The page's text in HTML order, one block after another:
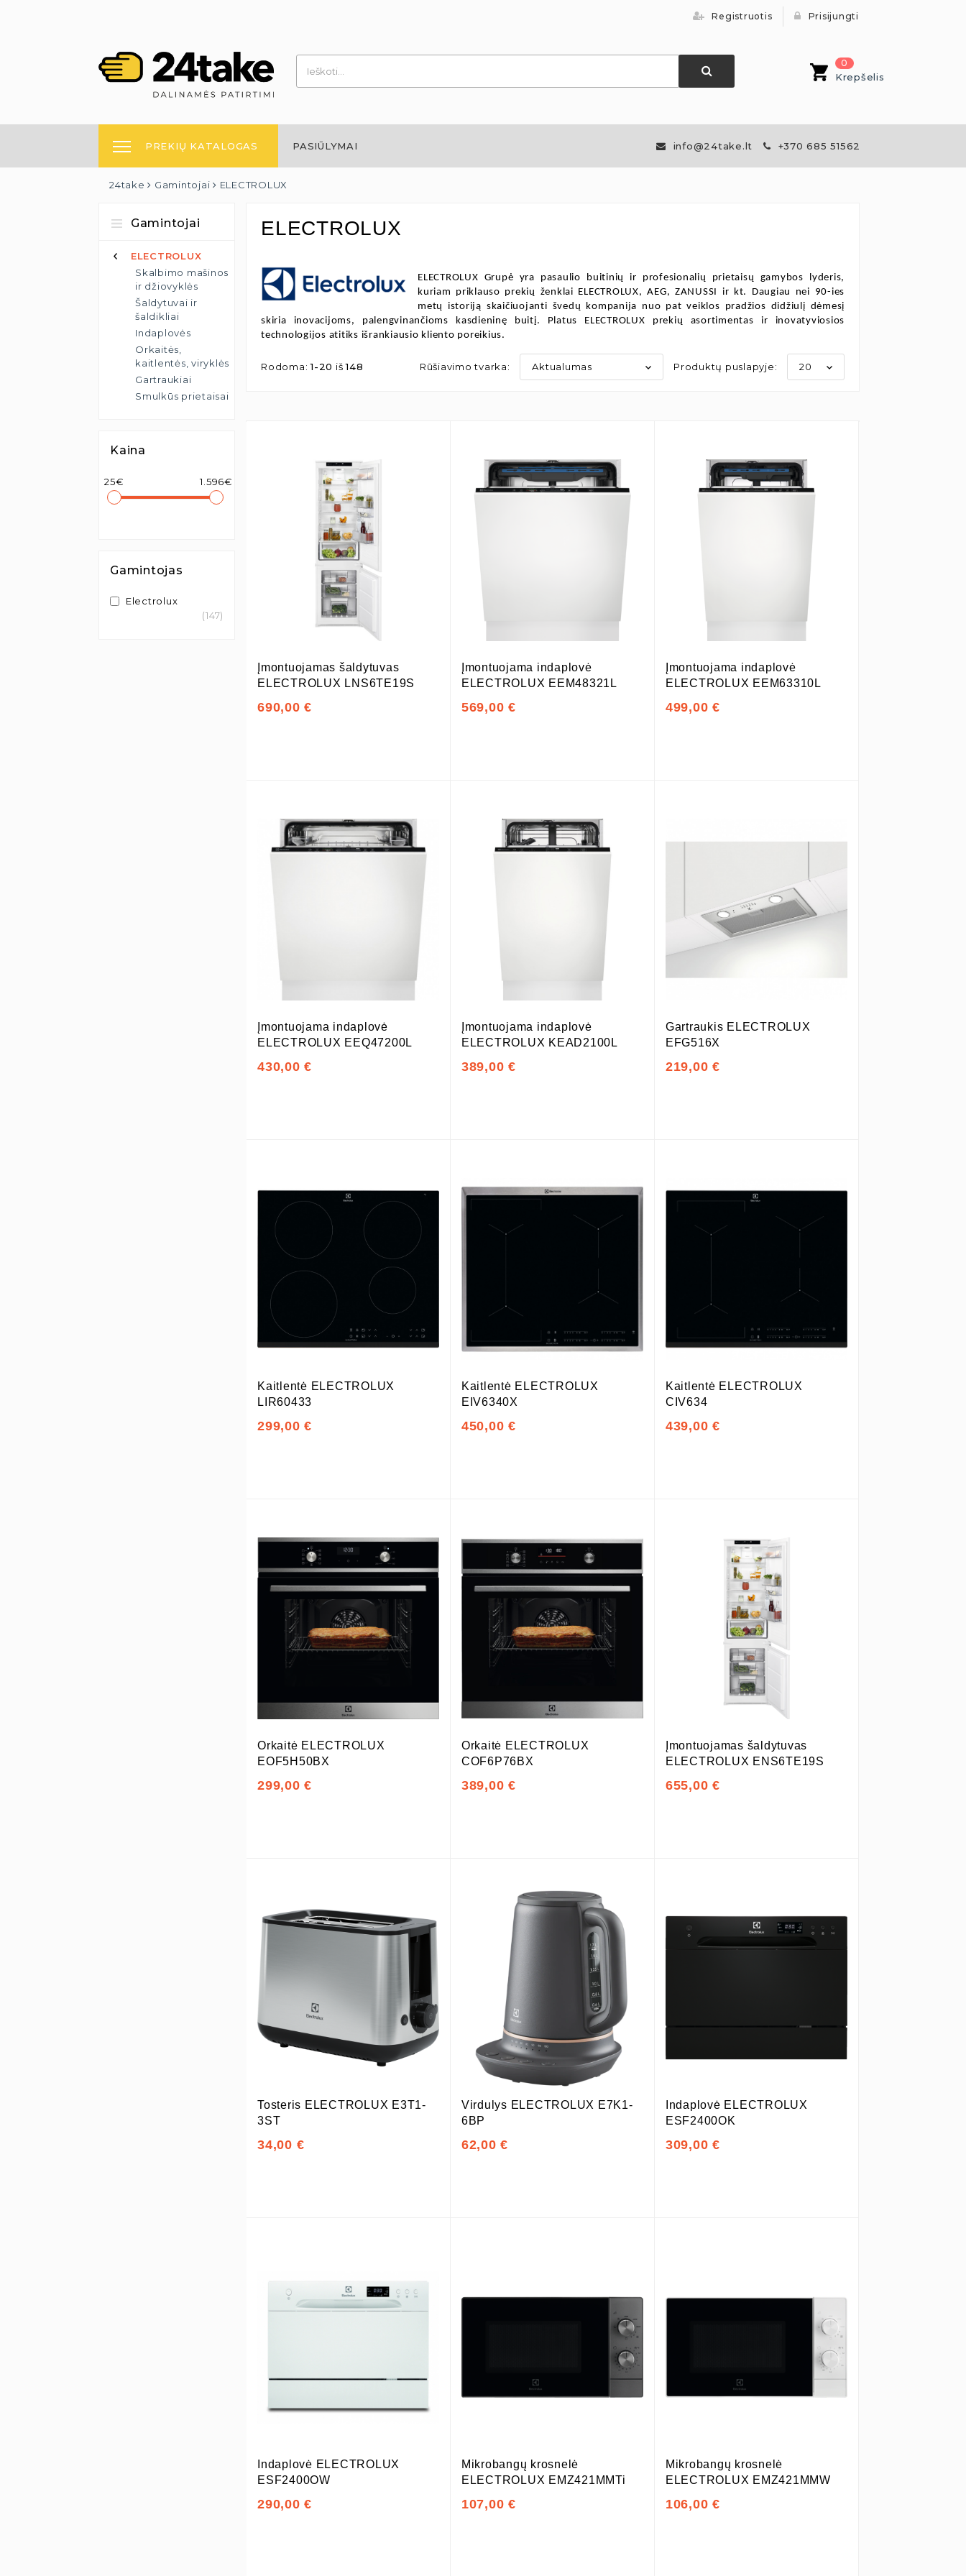
Registruotis Prisijungti
0
Krepšelis
PREKIŲ KATALOGAS PASIŪLYMAI info@24take.lt +370 685 51562
24take Gamintojai ELECTROLUX
Gamintojai
ELECTROLUX
Skalbimo mašinos
ir džiovyklės
Šaldytuvai ir
šaldikliai
Indaplovės
Orkaitės,
kaitlentės, viryklės
Gartraukiai
Smulkūs prietaisai
Kaina
25€ 1.596€
Gamintojas
Electrolux
(147)
ELECTROLUX
ELECTROLUX Grupė yra pasaulio buitinių ir profesionalių prietaisų gamybos lyderis,
kuriam priklauso prekių ženklai ELECTROLUX, AEG, ZANUSSI ir kt. Daugiau nei 90-ies
metų istoriją skaičiuojanti švedų kompanija nuo pat veiklos pradžios didžiulį dėmesį
skiria inovacijoms, palengvinančioms kasdieninę buitį. Platus ELECTROLUX prekių asortimentas ir inovatyviosios
technologijos atitiks išrankiausio kliento poreikius.
Rodoma: 1-20 iš148 Rūšiavimo tvarka: Aktualumas Produktų puslapyje: 20
Įmontuojamas šaldytuvas
ELECTROLUX LNS6TE19S
690,00 €
Įmontuojama indaplovė
ELECTROLUX EEM48321L
569,00 €
Įmontuojama indaplovė
ELECTROLUX EEM63310L
499,00 €
Įmontuojama indaplovė
ELECTROLUX EEQ47200L
430,00 €
Įmontuojama indaplovė
ELECTROLUX KEAD2100L
389,00 €
Gartraukis ELECTROLUX
EFG516X
219,00 €
Kaitlentė ELECTROLUX
LIR60433
299,00 €
Kaitlentė ELECTROLUX
EIV6340X
450,00 €
Kaitlentė ELECTROLUX
CIV634
439,00 €
Orkaitė ELECTROLUX
EOF5H50BX
299,00 €
Orkaitė ELECTROLUX
COF6P76BX
389,00 €
Įmontuojamas šaldytuvas
ELECTROLUX ENS6TE19S
655,00 €
Tosteris ELECTROLUX E3T1-
3ST
34,00 €
Virdulys ELECTROLUX E7K1-
6BP
62,00 €
Indaplovė ELECTROLUX
ESF2400OK
309,00 €
Indaplovė ELECTROLUX
ESF2400OW
290,00 €
Mikrobangų krosnelė
ELECTROLUX EMZ421MMTi
107,00 €
Mikrobangų krosnelė
ELECTROLUX EMZ421MMW
106,00 €